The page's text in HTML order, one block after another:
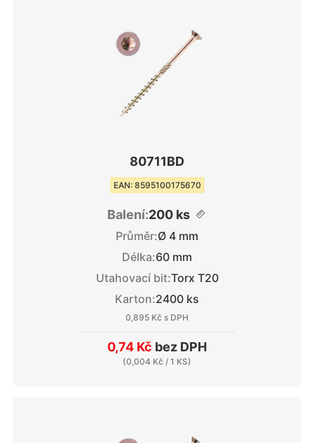
80711BD
EAN: 8595100175670
Balení:200 ks
Průměr:Ø 4 mm
Délka:60 mm
Utahovací bit:Torx T20
Karton:2400 ks
0,895 Kč s DPH
0,74 Kč bez DPH
(0,004 Kč / 1 KS)